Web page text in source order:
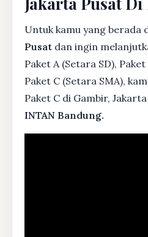
Untuk kamu yang berada
Pusat dan ingin
Paket A (Setara SD),
Paket C (Setara SMA),
Paket C di Gambir,
INTAN Bandung.